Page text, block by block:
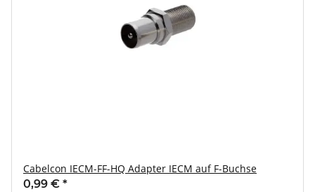
Cabelcon IECM-FF-HQ Adapter IECM auf F-Buchse
0,99 € *